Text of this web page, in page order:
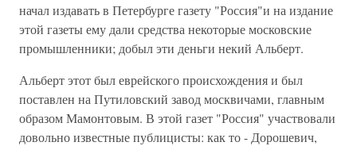
начал издавать в Петербурге газету "Россия"и на издание
этой газеты ему дали средства некоторые московские
промышленники; добыл эти деньги некий Альберт.
Альберт этот был еврейского происхождения и был
поставлен на Путиловский завод москвичами, главным
образом Мамонтовым. В этой газет "Россия" участвовали
довольно известные публицисты: как то - Дорошевич,